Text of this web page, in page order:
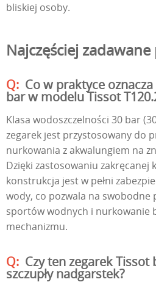
bliskiej osoby.
Najczęściej
Co w praktyce
bar w modelu Tissot
Klasa wodoszczelności 30 bar
zegarek jest przystosowany do
nurkowania z akwalungiem na
Dzięki zastosowaniu zakręcanej
konstrukcja jest w pełni
wody, co pozwala na swobodne
sportów wodnych i nurkowanie
mechanizmu.
Czy ten zegarek Tissot
szczupły nadgarstek?